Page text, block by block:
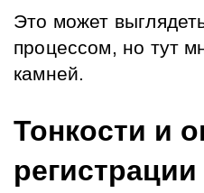
Это может
процессом, но тут
камней.
Тонкости и